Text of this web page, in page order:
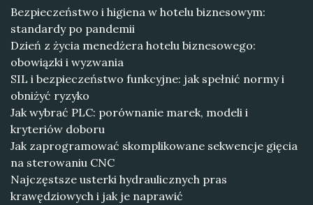
Bezpieczeństwo i higiena w hotelu biznesowym:
standardy po pandemii
Dzień z życia menedżera hotelu biznesowego:
obowiązki i wyzwania
SIL i bezpieczeństwo funkcyjne: jak spełnić normy i
obniżyć ryzyko
Jak wybrać PLC: porównanie marek, modeli i
kryteriów doboru
Jak zaprogramować skomplikowane sekwencje gięcia
na sterowaniu CNC
Najczęstsze usterki hydraulicznych pras
krawędziowych i jak je naprawić